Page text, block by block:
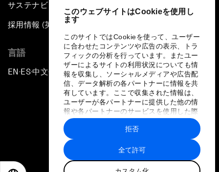
このウェブサイトはCookieを使用し
ます
このサイトではCookieを使って、ユーザー
に合わせたコンテンツや広告の表示、トラ
フィックの分析を行っています。またユー
ザーによるサイトの利用状況についても情
報を収集し、ソーシャルメディアや広告配
信、データ解析の各パートナーに情報を共
有しています。ここで収集された情報は、
ユーザーが各パートナーに提供した他の情
報や各パートナーのサービスを使用した際
に収集された情報と組み合わされ、各パー
トナーによって使用されることがありま
す。
全て許可
拒否
サステナビリティへの取り組み
採用情報 (英語のみ)
言語
EN ▪ES▪中文▪ 日本語
プライバシーポリシーと利用規約
サイトマップ